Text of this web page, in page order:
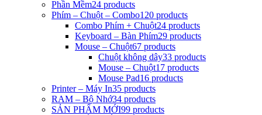
Phần Mềm24 products
Phím – Chuột – Combo120 products
Combo Phím + Chuột24 products
Keyboard – Bàn Phím29 products
Mouse – Chuột67 products
Chuột không dây33 products
Mouse – Chuột17 products
Mouse Pad16 products
Printer – Máy In35 products
RAM – Bộ Nhớ34 products
SẢN PHẨM MỚI99 products